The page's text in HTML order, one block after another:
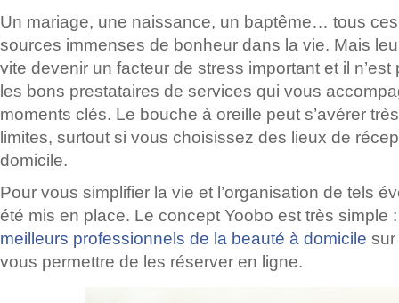
Un mariage, une naissance, un baptême… tous
sources immenses de bonheur dans la vie. Mais
vite devenir un facteur de stress important et il
les bons prestataires de services qui vous
moments clés. Le bouche à oreille peut s’avérer
limites, surtout si vous choisissez des lieux de
domicile.
Pour vous simplifier la vie et l’organisation de tels
été mis en place. Le concept Yoobo est très simple
meilleurs professionnels de la beauté à domicile sur
vous permettre de les réserver en ligne.